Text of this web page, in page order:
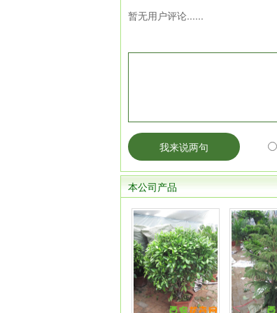
暂无用户评论......
本公司产品